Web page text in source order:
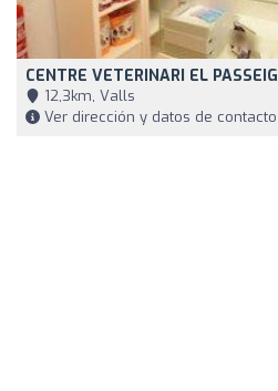
CENTRE VETERINARI EL PASSEIG
12,3km, Valls
Ver dirección y datos de contacto